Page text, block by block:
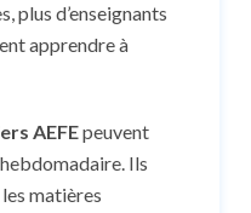
plus d’enseignants
apprendre à
AEFEpeuvent
Ils
matières